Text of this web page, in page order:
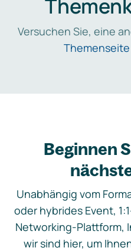
Versuchen Sie, eine
Themenseite
Beginnen
Unabhängig vom
oder hybrides Event,
Networking-Plattform,
wir sind hier, um